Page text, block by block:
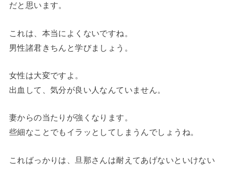
だと思います。
これは、本当によくないですね。
男性諸君きちんと学びましょう。
女性は大変ですよ。
出血して、気分が良い人なんていません。
妻からの当たりが強くなります。
些細なことでもイラッとしてしまうんでしょうね。
こればっかりは、旦那さんは耐えてあげないといけない